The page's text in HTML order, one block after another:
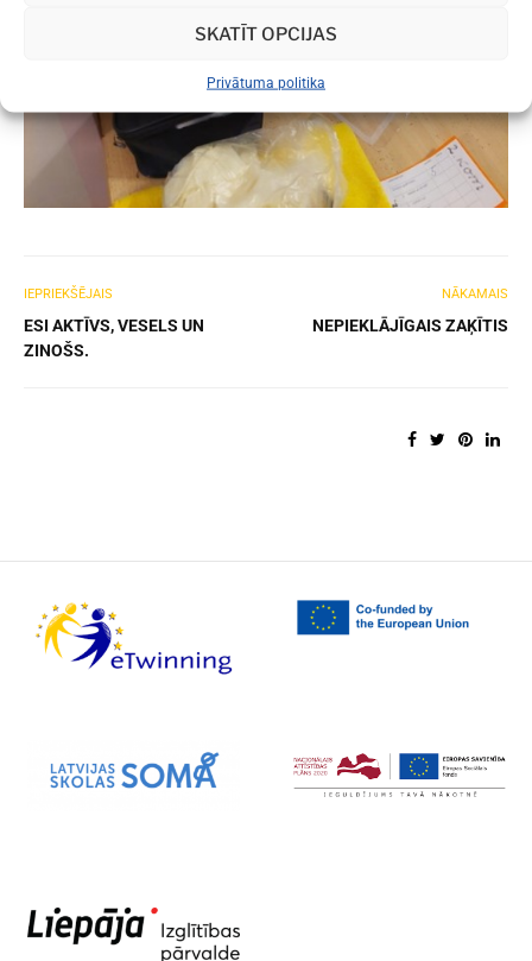
SKATĪT OPCIJAS
Privātuma politika
IEPRIEKŠĒJAIS
ESI AKTĪVS, VESELS UN
ZINOŠS.
NĀKAMAIS
NEPIEKLĀJĪGAIS ZAĶĪTIS